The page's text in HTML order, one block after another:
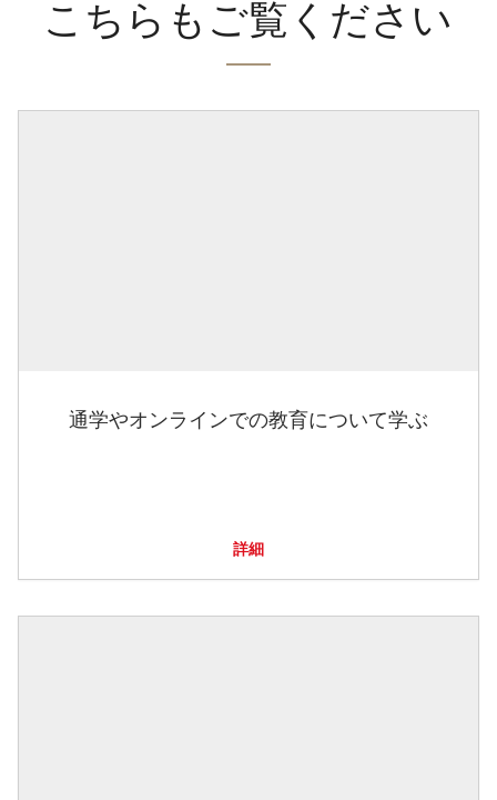
こちらもご覧ください
通学やオンラインでの教育について学ぶ
詳細